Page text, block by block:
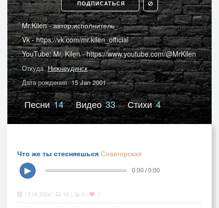
ПОДПИСАТЬСЯ
Mr.Kilen - автор,исполнитель
Vk - https://vk.com/mr.kilen_official
YouTube: Mr. Kilen - https://www.youtube.com/@MrKilen
Откуда Нижнеудинск
Дата рождения 15 Jan 2001
Песни14 Видео33 Стихи4
Что же ты стесняешься Соавторская
▶
0:00 / 0:00
13.04.2026 16 0 1